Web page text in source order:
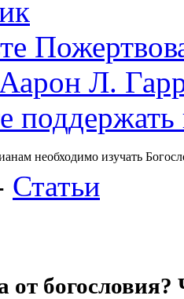
Л.
необходимо изучать
Статьи
от богословия?